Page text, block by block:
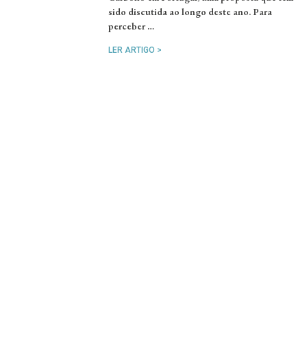
sido discutida ao longo deste ano. Para
perceber …
LER ARTIGO >